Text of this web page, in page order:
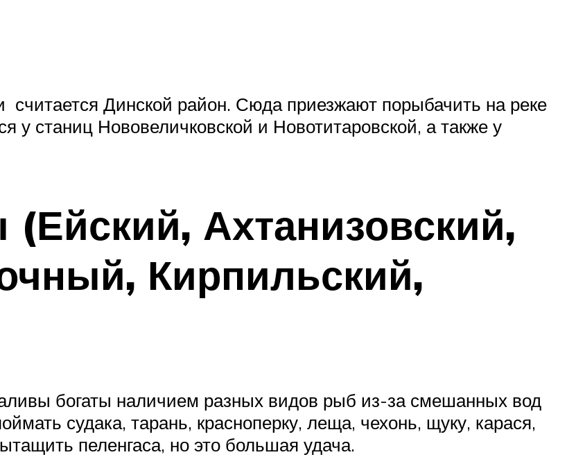
Динской район. Сюда приезжают порыбачить на реке
у станиц Нововеличковской и Новотитаровской, а также у
Ахтанизовский,
Кирпильский,
богаты наличием разных видов рыб из-за смешанных вод
судака, тарань, красноперку, леща, чехонь, щуку, карася,
пеленгаса, но это большая удача.